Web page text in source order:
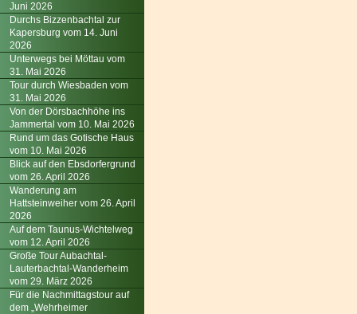
Juni 2026
Durchs Bizzenbachtal zur
Kapersburg vom 14. Juni
2026
Unterwegs bei Möttau vom
31. Mai 2026
Tour durch Wiesbaden vom
31. Mai 2026
Von der Dörsbachhöhe ins
Jammertal vom 10. Mai 2026
Rund um das Gotische Haus
vom 10. Mai 2026
Blick auf den Ebsdorfergrund
vom 26. April 2026
Wanderung am
Hattsteinweiher vom 26. April
2026
Auf dem Taunus-Wichtelweg
vom 12. April 2026
Große Tour Aubachtal-
Lauterbachtal-Wanderheim
vom 29. März 2026
Für die Nachmittagstour auf
dem „Wehrheimer